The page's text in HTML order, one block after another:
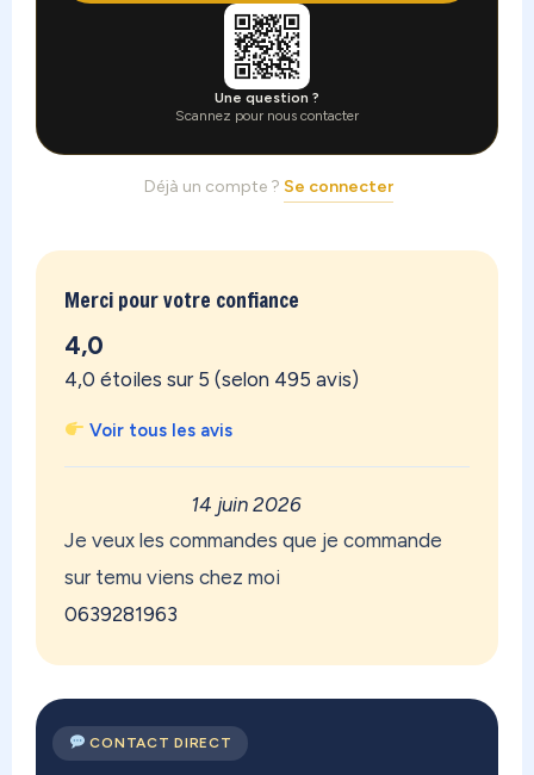
Une question ?
Scannez pour nous contacter
Déjà un compte ? Se connecter
Merci pour votre confiance
4,0
4,0 étoiles sur 5 (selon 495 avis)
Voir tous les avis
14 juin 2026
Je veux les commandes que je commande
sur temu viens chez moi
0639281963
CONTACT DIRECT